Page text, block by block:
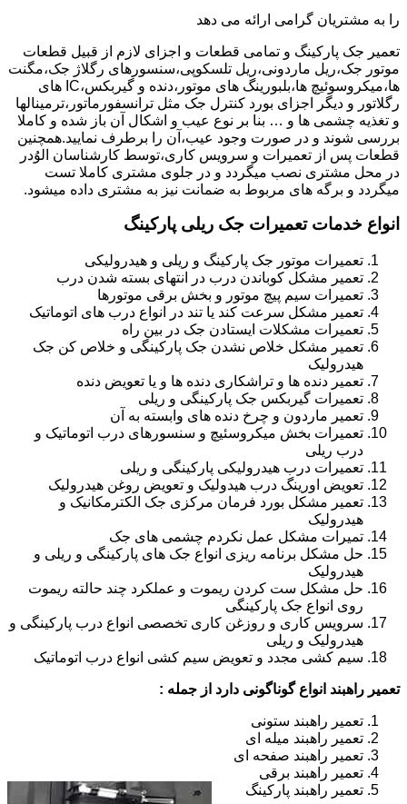
را به مشتریان گرامی ارائه می دهد
تعمیر جک پارکینگ و تمامی قطعات و اجزای لازم از قبیل قطعات
موتور جک،ریل ماردونی،ریل تلسکوپی،سنسورهای رگلاژ جک،مگنت
ها،میکروسوئیچ ها،بلبورینگ های موتور،دنده و گیربکس،IC های
رگلاتور و دیگر اجزای بورد کنترل جک مثل ترانسفورماتور،ترمینالها
و تغذیه چشمی ها و … بنا بر نوع عیب و اشکال آن باز شده و کاملا
بررسی شوند و در صورت وجود عیب،آن را برطرف نمایید.همچنین
قطعات پس از تعمیرات و سرویس کاری،توسط کارشناسان الوُدر
در محل مشتری نصب میگردد و در جلوی مشتری کاملا تست
میگردد و برگه های مربوط به ضمانت نیز به مشتری داده میشود.
انواع خدمات تعمیرات جک ریلی پارکینگ
تعمیرات موتور جک پارکینگ و ریلی و هیدرولیکی
تعمیر مشکل کوباندن درب در انتهای بسته شدن درب
تعمیرات سیم پیچ موتور و بخش برقی موتورها
تعمیر مشکل سرعت کند یا تند در انواع درب های اتوماتیک
تعمیرات مشکلات ایستادن جک در بین راه
تعمیر مشکل خلاص نشدن جک پارکینگی و خلاص کن جک
هیدرولیک
تعمیر دنده ها و تراشکاری دنده ها و یا تعویض دنده
تعمیرات گیربکس جک پارکینگی و ریلی
تعمیر ماردون و چرخ دنده های وابسته به آن
تعمیرات بخش میکروسئیچ و سنسورهای درب اتوماتیک و
درب ریلی
تعمیرات درب هیدرولیکی پارکینگی و ریلی
تعویض اورینگ درب هیدولیک و تعویض روغن هیدرولیک
تعمیر مشکل بورد فرمان مرکزی جک الکترمکانیک و
هیدرولیک
تمیرات مشکل عمل نکردم چشمی های جک
حل مشکل برنامه ریزی انواع جک های پارکینگی و ریلی و
هیدرولیک
حل مشکل ست کردن ریموت و عملکرد چند حالته ریموت
روی انواع جک پارکینگی
سرویس کاری و روزغن کاری تخصصی انواع درب پارکینگی و
هیدرولیک و ریلی
سیم کشی مجدد و تعویض سیم کشی انواع درب اتوماتیک
تعمیر راهبند انواع گوناگونی دارد از جمله :
تعمیر راهبند ستونی
تعمیر راهبند میله ای
تعمیر راهبند صفحه ای
تعمیر راهبند برقی
تعمیر راهبند پارکینگ